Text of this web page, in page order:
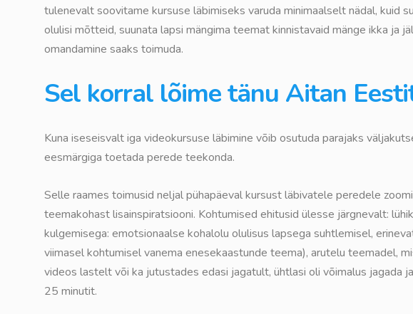
tulenevalt soovitame kursuse läbimiseks varuda minimaalselt nädal,
olulisi mõtteid, suunata lapsi mängima teemat kinnistavaid mänge ikka
omandamine saaks toimuda.
Sel korral lõime tänu Aitan
Kuna iseseisvalt iga videokursuse läbimine võib osutuda parajaks
eesmärgiga toetada perede teekonda.
Selle raames toimusid neljal pühapäeval kursust läbivatele peredele
teemakohast lisainspiratsiooni. Kohtumised ehitusid ülesse järgnevalt:
kulgemisega: emotsionaalse kohalolu olulisus lapsega suhtlemisel,
viimasel kohtumisel vanema enesekaastunde teema), arutelu teemadel,
videos lastelt või ka jutustades edasi jagatult, ühtlasi oli võimalus jagada
25 minutit.